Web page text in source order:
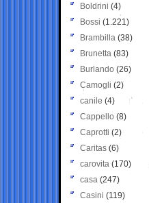
Boldrini (4)
Bossi (1.221)
Brambilla (38)
Brunetta (83)
Burlando (26)
Camogli (2)
canile (4)
Cappello (8)
Caprotti (2)
Caritas (6)
carovita (170)
casa (247)
Casini (119)